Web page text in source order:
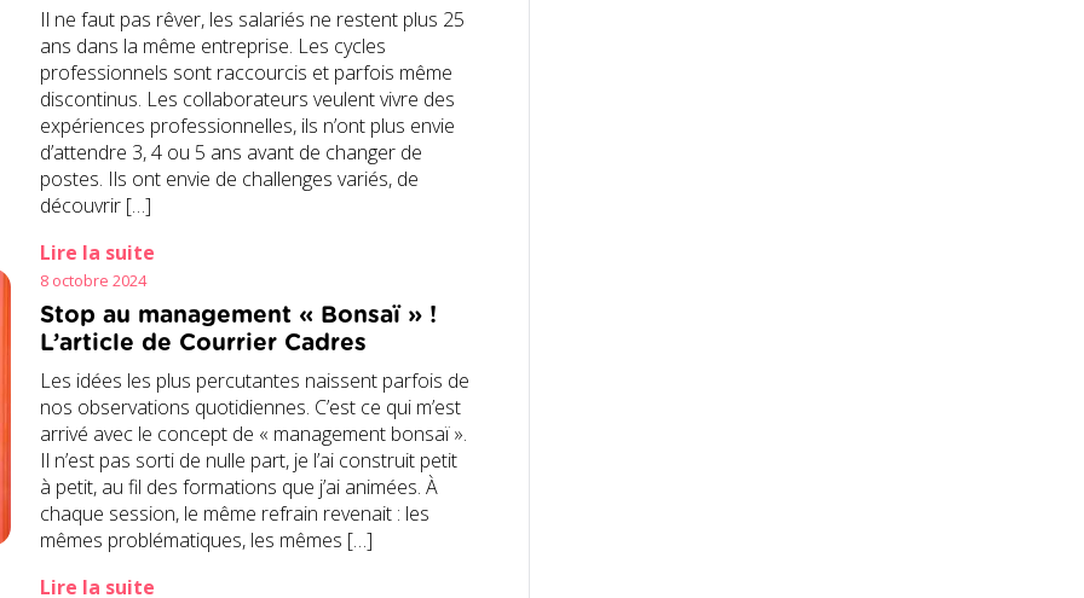
Il ne faut pas rêver, les salariés ne restent plus 25
ans dans la même entreprise. Les cycles
professionnels sont raccourcis et parfois même
discontinus. Les collaborateurs veulent vivre des
expériences professionnelles, ils n’ont plus envie
d’attendre 3, 4 ou 5 ans avant de changer de
postes. Ils ont envie de challenges variés, de
découvrir […]
Lire la suite
8 octobre 2024
Stop au management « Bonsaï » !
L’article de Courrier Cadres
Les idées les plus percutantes naissent parfois de
nos observations quotidiennes. C’est ce qui m’est
arrivé avec le concept de « management bonsaï ».
Il n’est pas sorti de nulle part, je l’ai construit petit
à petit, au fil des formations que j’ai animées. À
chaque session, le même refrain revenait : les
mêmes problématiques, les mêmes […]
Lire la suite